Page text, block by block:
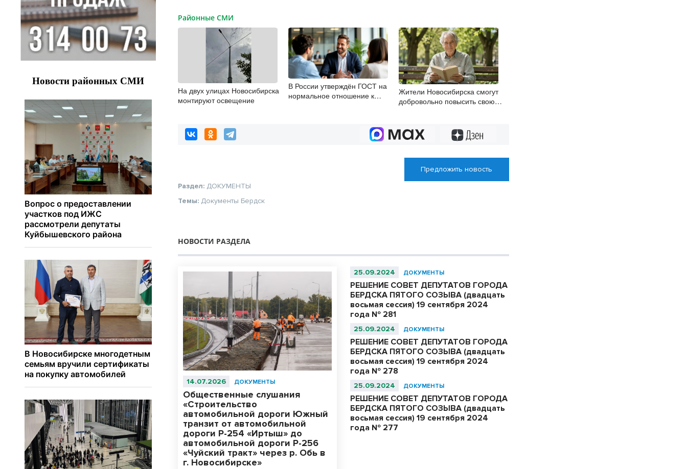
Районные СМИ
На двух улицах Новосибирска
монтируют освещение
В России утверждён ГОСТ на
нормальное отношение к
Жители Новосибирска смогут
добровольно повысить свою
Предложить новость
Раздел: ДОКУМЕНТЫ
Темы: Документы Бердск
НОВОСТИ РАЗДЕЛА
14.07.2026 ДОКУМЕНТЫ
Общественные слушания
«Строительство
автомобильной дороги Южный
транзит от автомобильной
дороги Р-254 «Иртыш» до
автомобильной дороги Р-256
«Чуйский тракт» через р. Обь в
г. Новосибирске»
25.09.2024 ДОКУМЕНТЫ
РЕШЕНИЕ СОВЕТ ДЕПУТАТОВ ГОРОДА
БЕРДСКА ПЯТОГО СОЗЫВА (двадцать
восьмая сессия) 19 сентября 2024
года № 281
25.09.2024 ДОКУМЕНТЫ
РЕШЕНИЕ СОВЕТ ДЕПУТАТОВ ГОРОДА
БЕРДСКА ПЯТОГО СОЗЫВА (двадцать
восьмая сессия) 19 сентября 2024
года № 278
25.09.2024 ДОКУМЕНТЫ
РЕШЕНИЕ СОВЕТ ДЕПУТАТОВ ГОРОДА
БЕРДСКА ПЯТОГО СОЗЫВА (двадцать
восьмая сессия) 19 сентября 2024
года № 277